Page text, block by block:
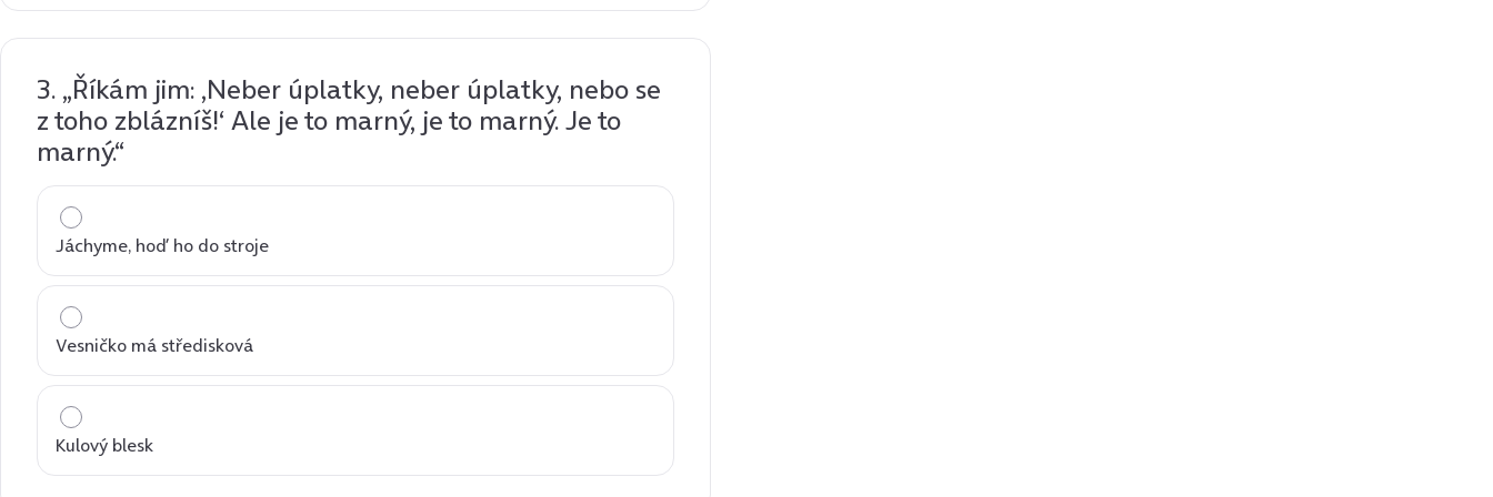
3. „Říkám jim: ‚Neber úplatky, neber úplatky, nebo se
z toho zblázníš!‘ Ale je to marný, je to marný. Je to
marný.“
Jáchyme, hoď ho do stroje
Vesničko má středisková
Kulový blesk